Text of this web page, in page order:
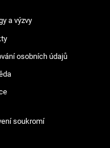
a výzvy
osobních údajů
soukromí